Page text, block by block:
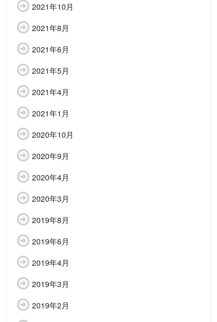
2021年10月
2021年8月
2021年6月
2021年5月
2021年4月
2021年1月
2020年10月
2020年9月
2020年4月
2020年3月
2019年8月
2019年6月
2019年4月
2019年3月
2019年2月